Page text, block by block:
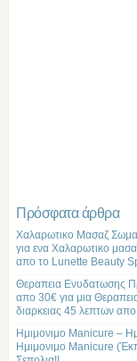
Πρόσφατα άρθρα
Χαλαρωτικο Μασαζ
για ενα Χαλαρωτικο
απο το Lunette Beauty
Θεραπεια Ενυδατωσης
απο 30€ για μια
διαρκειας 45 λεπτων
Ημιμονιμο Manicure –
Ημιμονιμο Manicure